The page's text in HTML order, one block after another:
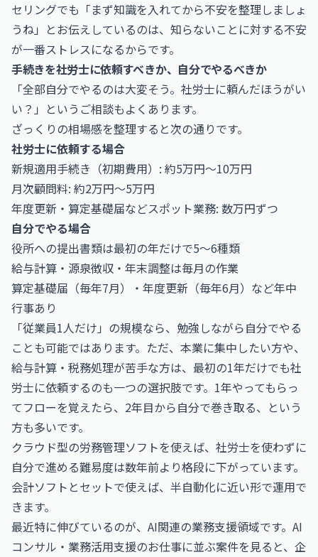
セリングでも「まず知識を入れてから不安を整理しましょ
うね」とお伝えしているのは、知らないことに対する不安
が一番ストレスになるからです。
手続きを社労士に依頼すべきか、自分でやるべきか
「全部自分でやるのは大変そう。社労士に頼んだほうがい
い？」というご相談もよくあります。
ざっくりの相場感を整理すると次の通りです。
社労士に依頼する場合
新規適用手続き（初期費用）: 約5万円〜10万円
月次顧問料: 約2万円〜5万円
年度更新・算定基礎届などスポット業務: 数万円ずつ
自分でやる場合
役所への提出書類は最初の年だけで5〜6種類
給与計算・源泉徴収・年末調整は毎月の作業
算定基礎届（毎年7月）・年度更新（毎年6月）など年中
行事あり
「従業員1人だけ」の規模なら、勉強しながら自分でやる
ことも可能ではあります。ただ、本業に集中したい方や、
給与計算・税務処理が苦手な方は、最初の1年だけでも社
労士に依頼するのも一つの選択肢です。1年やってもらっ
てフローを覚えたら、2年目から自分で巻き取る、という
方も多いです。
クラウド型の労務管理ソフトを使えば、社労士を使わずに
自分で進める難易度は数年前より格段に下がっています。
会計ソフトとセットで使えば、半自動化に近い形で運用で
きます。
最近特に伸びているのが、AI関連の業務支援領域です。 AI
コンサル・業務活用支援のお仕事に並ぶ案件を見ると、企